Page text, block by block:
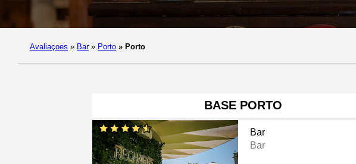
Avaliaçoes » Bar » Porto » Porto
BASE PORTO
Bar
Bar